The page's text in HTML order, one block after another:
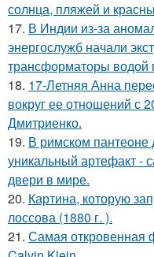
солнца, пляжей и
17. В Индии из-за
энергослужб начали
трансформаторы водой
18. 17-Летняя Анна
вокруг ее отношений с
Дмитриенко.
19. В римском пантеoне
уникальный артефакт -
двери в мире.
20. Картина, которую
лоссова (1880 г. ).
21. Самая откровенная